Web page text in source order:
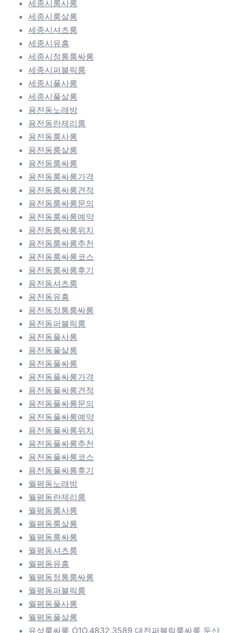
세종시룸사롱
세종시룸살롱
세종시셔츠룸
세종시유흥
세종시정통룸싸롱
세종시퍼블릭룸
세종시풀사롱
세종시풀살롱
용전동노래방
용전동란제리룸
용전동룸사롱
용전동룸살롱
용전동룸싸롱
용전동룸싸롱가격
용전동룸싸롱견적
용전동룸싸롱문의
용전동룸싸롱예약
용전동룸싸롱위치
용전동룸싸롱추천
용전동룸싸롱코스
용전동룸싸롱후기
용전동셔츠룸
용전동유흥
용전동정통룸싸롱
용전동퍼블릭룸
용전동풀사롱
용전동풀살롱
용전동풀싸롱
용전동풀싸롱가격
용전동풀싸롱견적
용전동풀싸롱문의
용전동풀싸롱예약
용전동풀싸롱위치
용전동풀싸롱추천
용전동풀싸롱코스
용전동풀싸롱후기
월평동노래방
월평동란제리룸
월평동룸사롱
월평동룸살롱
월평동룸싸롱
월평동셔츠룸
월평동유흥
월평동정통룸싸롱
월평동퍼블릭룸
월평동풀사롱
월평동풀살롱
유성룸싸롱 O1O.4832.3589 대전퍼블릭룸싸롱 둔산